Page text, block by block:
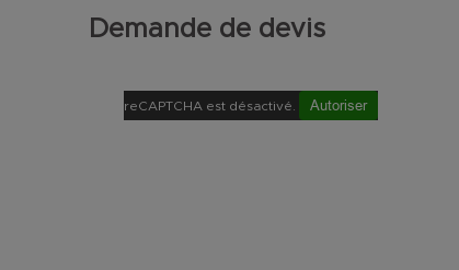
Demande de devis
reCAPTCHA est désactivé. Autoriser